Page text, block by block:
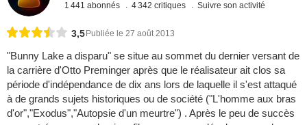
1 441 abonnés 4 342 critiques Suivre son activité
3,5Publiée le 27 août 2013
"Bunny Lake a disparu" se situe au sommet du dernier versant de
la carrière d'Otto Preminger après que le réalisateur ait clos sa
période d'indépendance de dix ans lors de laquelle il s'est attaqué
à de grands sujets historiques ou de société ("L'homme aux bras
d'or","Exodus","Autopsie d'un meurtre") . Après le peu de succès